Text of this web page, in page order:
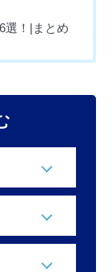
選！|まとめ